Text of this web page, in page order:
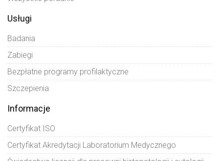
Usługi
Badania
Zabiegi
Bezpłatne programy profilaktyczne
Szczepienia
Informacje
Certyfikat ISO
Certyfikat Akredytacji Laboratorium Medycznego